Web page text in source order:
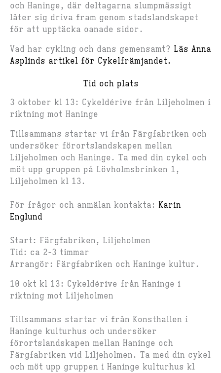
och Haninge, där deltagarna slumpmässigt
låter sig driva fram genom stadslandskapet
för att upptäcka oanade sidor.
Vad har cykling och dans gemensamt? Läs Anna
Asplinds artikel för Cykelfrämjandet.
Tid och plats
3 oktober kl 13: Cykeldérive från Liljeholmen i
riktning mot Haninge
Tillsammans startar vi från Färgfabriken och
undersöker förortslandskapen mellan
Liljeholmen och Haninge. Ta med din cykel och
möt upp gruppen på Lövholmsbrinken 1,
Liljeholmen kl 13.
För frågor och anmälan kontakta: Karin
Englund
Start: Färgfabriken, Liljeholmen
Tid: ca 2-3 timmar
Arrangör: Färgfabriken och Haninge kultur.
10 okt kl 13: Cykeldérive från Haninge i
riktning mot Liljeholmen
Tillsammans startar vi från Konsthallen i
Haninge kulturhus och undersöker
förortslandskapen mellan Haninge och
Färgfabriken vid Liljeholmen. Ta med din cykel
och möt upp gruppen i Haninge kulturhus kl